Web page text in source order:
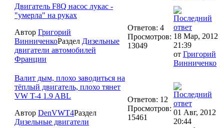
Двигатель F8Q насос лукас -
"умерла" на руках
Автор Григорий
ВинниченкоРаздел Дизельные
двигатели автомобилей
Франции
Ответов: 4
Просмотров:
13049
18 Мар, 2012
21:39
от Григорий
Винниченко
Валит дым, плохо заводиться на
тёплый двигатель, плохо тянет
VW T-4 1.9 ABL
Автор DenVWT4Раздел
Дизельные двигатели
Ответов: 12
Просмотров:
15461
01 Авг, 2012
20:44